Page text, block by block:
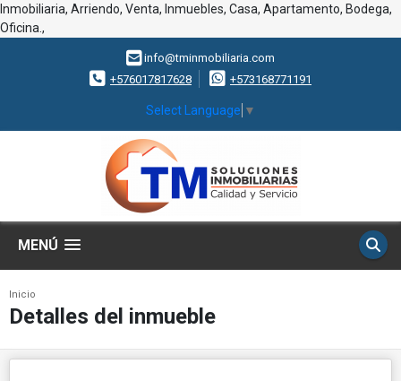
Inmobiliaria, Arriendo, Venta, Inmuebles, Casa, Apartamento, Bodega,
Oficina.,
info@tminmobiliaria.com
+576017817628
+573168771191
Select Language ▼
MENÚ
Inicio
Detalles del inmueble